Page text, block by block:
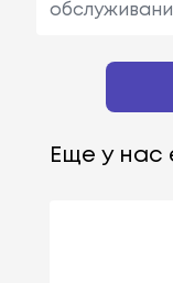
Еще у нас